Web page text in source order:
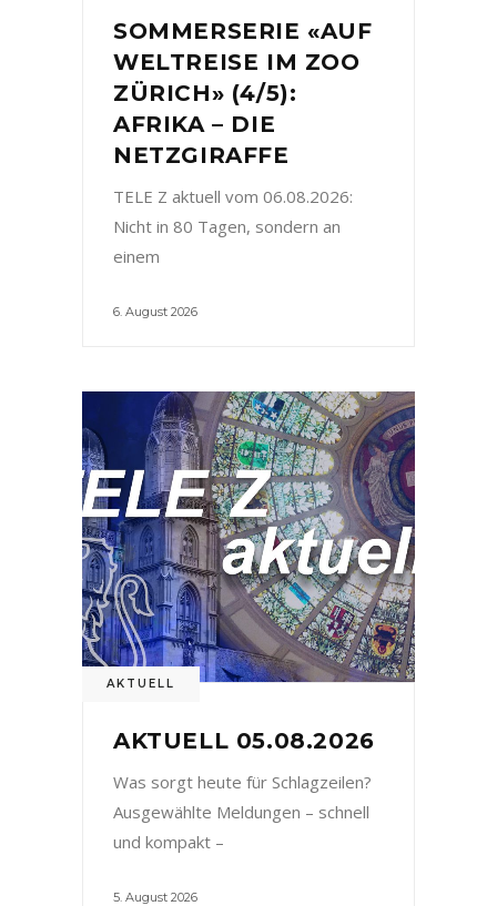
SOMMERSERIE «AUF
WELTREISE IM ZOO
ZÜRICH» (4/5):
AFRIKA – DIE
NETZGIRAFFE
TELE Z aktuell vom 06.08.2026:
Nicht in 80 Tagen, sondern an
einem
6. August 2026
AKTUELL
AKTUELL 05.08.2026
Was sorgt heute für Schlagzeilen?
Ausgewählte Meldungen – schnell
und kompakt –
5. August 2026